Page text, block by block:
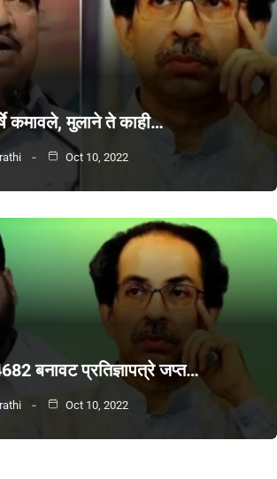
कमावले, मुलाने ते काही…
Oct 10, 2022
बनावट प्रतिज्ञापत्रे जप्त…
Oct 10, 2022